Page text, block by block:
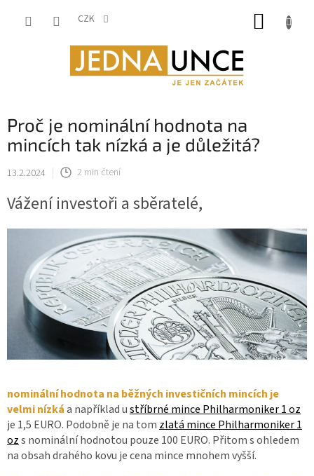
CZK
Proč je nominální hodnota na
mincích tak nízká a je důležitá?
13.2.2024 2 min čtení
Vážení investoři a sběratelé,
nominální hodnota na běžných investičních mincích je
velmi nízkáa například ustříbrné mince Philharmoniker 1 oz
je 1,5 EURO. Podobně je na tom zlatá mince Philharmoniker 1
ozs nominální hodnotou pouze 100 EURO. Přitom s ohledem
na obsah drahého kovu je cena mince mnohem vyšší.